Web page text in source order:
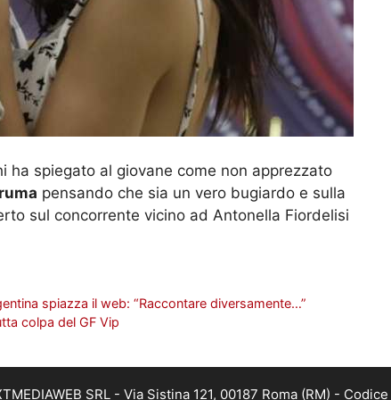
ha spiegato al giovane come non apprezzato
pensando che sia un vero bugiardo e sulla
sul concorrente vicino ad Antonella Fiordelisi
spiazza il web: “Raccontare diversamente…”
colpa del GF Vip
SRL - Via Sistina 121, 00187 Roma (RM) -